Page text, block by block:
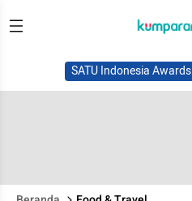
SATU Indonesia Awards